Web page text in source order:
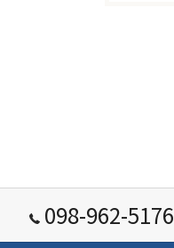
098-962-5176